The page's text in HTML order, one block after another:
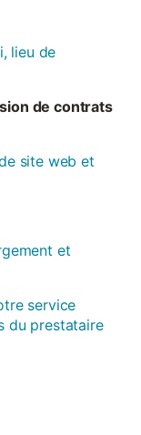
lieu de
de contrats
site web et
et
service
du prestataire